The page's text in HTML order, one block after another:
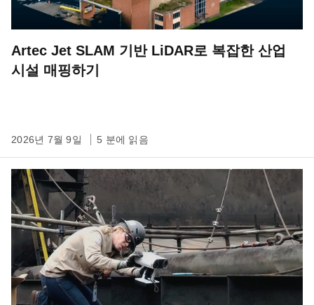
Artec Jet SLAM 기반 LiDAR로 복잡한 산업
시설 매핑하기
2026년 7월 9일 5 분에 읽음